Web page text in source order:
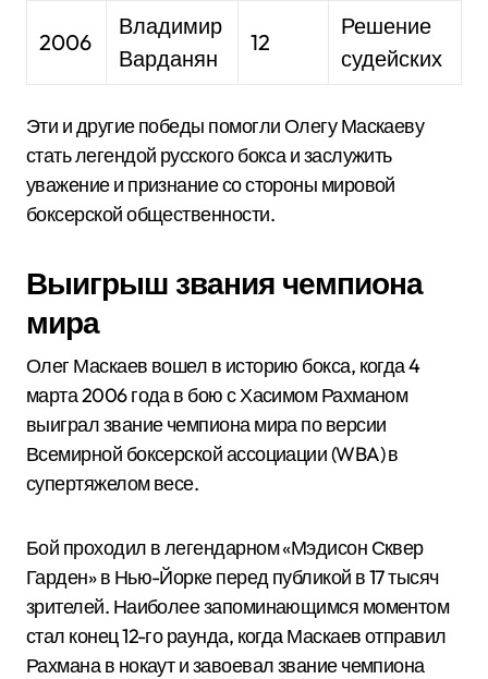
2006
Владимир
Варданян
12
Решение
судейских
Эти и другие победы помогли Олегу Маскаеву
стать легендой русского бокса и заслужить
уважение и признание со стороны мировой
боксерской общественности.
Выигрыш звания чемпиона
мира
Олег Маскаев вошел в историю бокса, когда 4
марта 2006 года в бою с Хасимом Рахманом
выиграл звание чемпиона мира по версии
Всемирной боксерской ассоциации (WBA) в
супертяжелом весе.
Бой проходил в легендарном «Мэдисон Сквер
Гарден» в Нью-Йорке перед публикой в 17 тысяч
зрителей. Наиболее запоминающимся моментом
стал конец 12-го раунда, когда Маскаев отправил
Рахмана в нокаут и завоевал звание чемпиона